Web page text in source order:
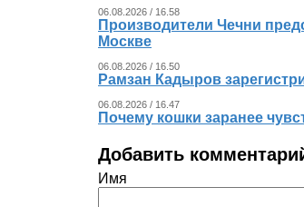
06.08.2026 / 16.58
Производители Чечни
Москве
06.08.2026 / 16.50
Рамзан Кадыров
06.08.2026 / 16.47
Почему кошки заранее
Добавить
Имя